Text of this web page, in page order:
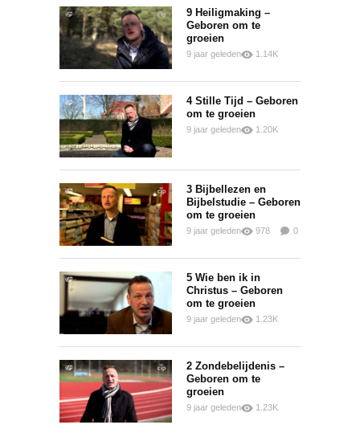
9 Heiligmaking –
Geboren om te
groeien
9 jaar geleden
1.14K
4 Stille Tijd – Geboren
om te groeien
9 jaar geleden
1.20K
3 Bijbellezen en
Bijbelstudie – Geboren
om te groeien
9 jaar geleden 978
0
5 Wie ben ik in
Christus – Geboren
om te groeien
9 jaar geleden
1.23K
2 Zondebelijdenis –
Geboren om te
groeien
9 jaar geleden
1.23K